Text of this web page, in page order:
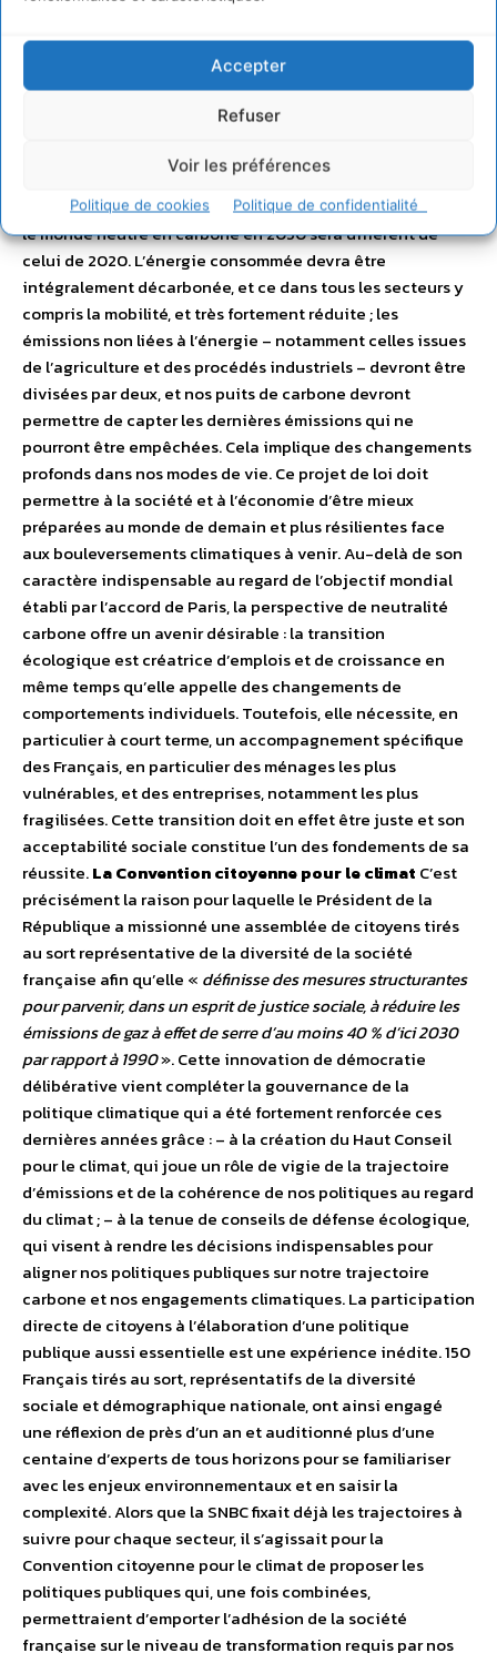
Accepter
Refuser
Voir les préférences
Politique de cookies Politique de confidentialité
précise la trajectoire pour atteindre l’objectif de
neutralité carbone et fixe des budgets carbones, qui
de serre à ne pas dépasser par période de 5 ans. Elle définit
pour ce faire des orientations de politique publique dans
tous les secteurs. Révisée en 2020 pour intégrer le nouvel
objectif de neutralité carbone, la SNBC nous enseigne que
le monde neutre en carbone en 2050 sera différent de
celui de 2020. L’énergie consommée devra être
intégralement décarbonée, et ce dans tous les secteurs y
compris la mobilité, et très fortement réduite ; les
émissions non liées à l’énergie – notamment celles issues
de l’agriculture et des procédés industriels – devront être
divisées par deux, et nos puits de carbone devront
permettre de capter les dernières émissions qui ne
pourront être empêchées. Cela implique des changements
profonds dans nos modes de vie. Ce projet de loi doit
permettre à la société et à l’économie d’être mieux
préparées au monde de demain et plus résilientes face
aux bouleversements climatiques à venir. Au-delà de son
caractère indispensable au regard de l’objectif mondial
établi par l’accord de Paris, la perspective de neutralité
carbone offre un avenir désirable : la transition
écologique est créatrice d’emplois et de croissance en
même temps qu’elle appelle des changements de
comportements individuels. Toutefois, elle nécessite, en
particulier à court terme, un accompagnement spécifique
des Français, en particulier des ménages les plus
vulnérables, et des entreprises, notamment les plus
fragilisées. Cette transition doit en effet être juste et son
acceptabilité sociale constitue l’un des fondements de sa
réussite.La Convention citoyenne pour le climat C’est
précisément la raison pour laquelle le Président de la
République a missionné une assemblée de citoyens tirés
au sort représentative de la diversité de la société
française afin qu’elle « définisse des mesures structurantes
pour parvenir, dans un esprit de justice sociale, à réduire les
émissions de gaz à effet de serre d’au moins 40 % d’ici 2030
par rapport à 1990». Cette innovation de démocratie
délibérative vient compléter la gouvernance de la
politique climatique qui a été fortement renforcée ces
dernières années grâce : – à la création du Haut Conseil
pour le climat, qui joue un rôle de vigie de la trajectoire
d’émissions et de la cohérence de nos politiques au regard
du climat ; – à la tenue de conseils de défense écologique,
qui visent à rendre les décisions indispensables pour
aligner nos politiques publiques sur notre trajectoire
carbone et nos engagements climatiques. La participation
directe de citoyens à l’élaboration d’une politique
publique aussi essentielle est une expérience inédite. 150
Français tirés au sort, représentatifs de la diversité
sociale et démographique nationale, ont ainsi engagé
une réflexion de près d’un an et auditionné plus d’une
centaine d’experts de tous horizons pour se familiariser
avec les enjeux environnementaux et en saisir la
complexité. Alors que la SNBC fixait déjà les trajectoires à
suivre pour chaque secteur, il s’agissait pour la
Convention citoyenne pour le climat de proposer les
politiques publiques qui, une fois combinées,
permettraient d’emporter l’adhésion de la société
française sur le niveau de transformation requis par nos